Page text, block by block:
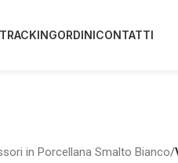
TRACKINGORDINICONTATTI
in Porcellana Smalto Bianco/